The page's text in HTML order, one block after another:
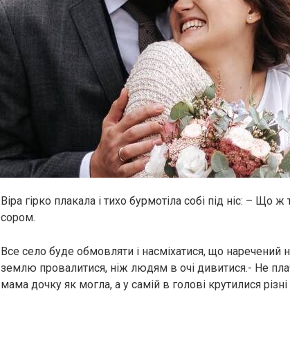
Віра гірко плакала і тихо бурмотіла собі під ніс: – Що ж
сором.
Все село буде обмовляти і насміхатися, що наречений
землю провалитися, ніж людям в очі дивитися.- Не
мама дочку як могла, а у самій в голові крутилися